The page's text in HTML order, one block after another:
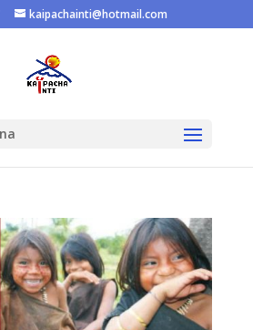
kaipachainti@hotmail.com